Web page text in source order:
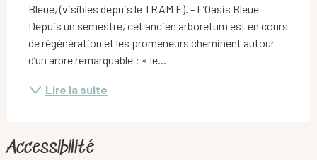
Bleue, (visibles depuis le TRAM E). - L’Oasis Bleue
Depuis un semestre, cet ancien arboretum est en cours
de régénération et les promeneurs cheminent autour
d’un arbre remarquable : « le...
Lire la suite
Accessibilité